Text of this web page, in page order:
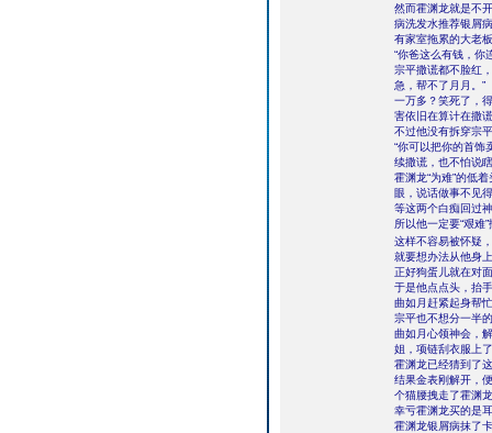
然而霍渊龙就是不
病洗发水推荐银屑
有家室拖累的大老
“你爸这么有钱，你
宗平撒谎都不脸红
急，帮不了月月。”
一万多？笑死了，
害依旧在算计在撒
不过他没有拆穿宗
“你可以把你的首饰
续撒谎，也不怕说
霍渊龙“为难”的低
眼，说话做事不见
等这两个白痴回过
所以他一定要“艰难
这样不容易被怀疑
就要想办法从他身
正好狗蛋儿就在对
于是他点点头，抬
曲如月赶紧起身帮
宗平也不想分一半
曲如月心领神会，
姐，项链刮衣服上
霍渊龙已经猜到了
结果金表刚解开，
个猫腰拽走了霍渊
幸亏霍渊龙买的是
霍渊龙银屑病抹了